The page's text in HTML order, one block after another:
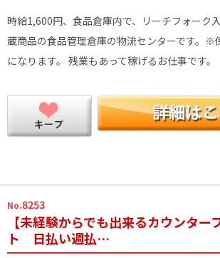
時給1,600円、食品倉庫内で、リーチフォーク
蔵商品の食品管理倉庫の物流センターです。※
になります。 残業もあって稼げるお仕事です。
No.8253
【未経験からでも出来るカウンター
ト 日払い週払…